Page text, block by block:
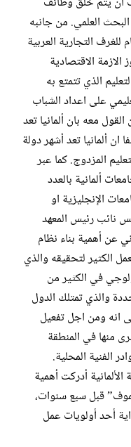
العلمي. من جانبه
للغرف التجارية العربية
الازمة الاقتصادية
الذي تتمتع به
على اعداد الشباب
معه بان ألمانيا تعد
ألمانيا تعد أشهر دولة
المزدوج. كما عبر
ألمانية بالعدد
الإنجليزية او
نائب رئيس المعهد
عن أهمية بناء نظام
الكثير لتحقيقه والذي
في الكثير من
والذي تمتلك الدول
انه ومن اجل تفعيل
منها في المنطقة
الفنية المحلية.
أدركت أهمية
قبل سبع سنوات،
أحد أولويات عمل